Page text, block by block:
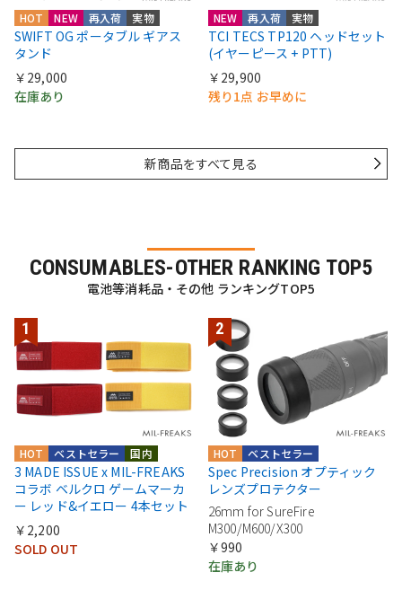
HOT NEW 再入荷 実物
SWIFT OG ポータブル ギアス
タンド
￥29,000
在庫あり
NEW 再入荷 実物
TCI TECS TP120 ヘッドセット
(イヤーピース + PTT)
￥29,900
残り1点 お早めに
新商品をすべて見る
CONSUMABLES-OTHER RANKING TOP5
電池等消耗品・その他 ランキングTOP5
国内
ベストセラー
HOT
3 MADE ISSUE x MIL-FREAKS
コラボ ベルクロ ゲームマーカ
ー レッド&イエロー 4本セット
￥2,200
SOLD OUT
ベストセラー
HOT
Spec Precision オプティック
レンズプロテクター
26mm for SureFire
M300/M600/X300
￥990
在庫あり